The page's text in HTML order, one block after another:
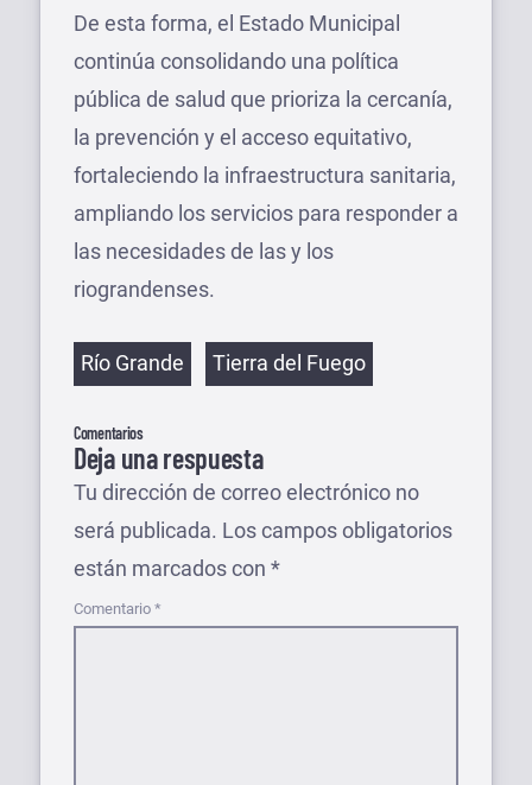
De esta forma, el Estado Municipal
continúa consolidando una política
pública de salud que prioriza la cercanía,
la prevención y el acceso equitativo,
fortaleciendo la infraestructura sanitaria,
ampliando los servicios para responder a
las necesidades de las y los
riograndenses.
Etiquetas
Río Grande Tierra del Fuego
Comentarios
Deja una respuesta
Tu dirección de correo electrónico no
será publicada. Los campos obligatorios
están marcados con *
Comentario *